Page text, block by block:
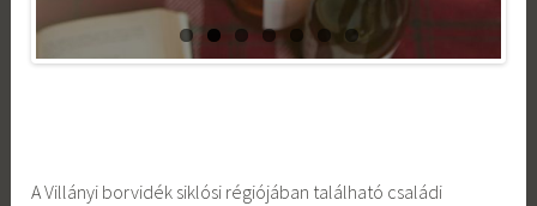
A Villányi borvidék siklósi régiójában található családi